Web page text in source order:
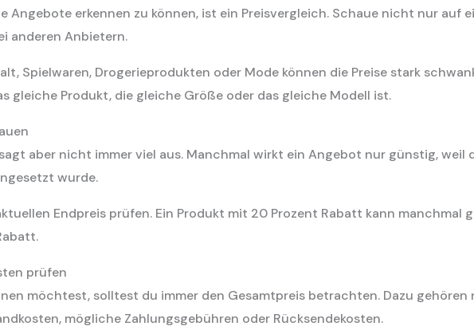
erkennen zu können, ist ein Preisvergleich. Schaue nicht nur auf
anderen Anbietern.
Spielwaren, Drogerieprodukten oder Mode können die Preise stark
gleiche Produkt, die gleiche Größe oder das gleiche Modell ist.
aber nicht immer viel aus. Manchmal wirkt ein Angebot nur günstig, weil
wurde.
Endpreis prüfen. Ein Produkt mit 20 Prozent Rabatt kann manchmal
prüfen
möchtest, solltest du immer den Gesamtpreis betrachten. Dazu
mögliche Zahlungsgebühren oder Rücksendekosten.